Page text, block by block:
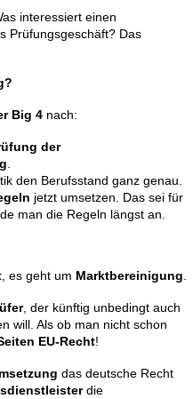
interessiert einen
Prüfungsgeschäft? Das
Big 4 nach:
der
den Berufsstand ganz genau.
jetzt umsetzen. Das sei für
man die Regeln längst an.
, es geht um Marktbereinigung
, der künftig unbedingt auch
will. Als ob man nicht schon
EU-Recht!
das deutsche Recht
die